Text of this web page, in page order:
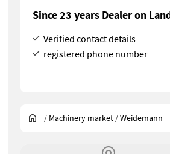
Since 23 years Dealer on
Verified contact details
registered phone number
/ Machinery market /Weidemann